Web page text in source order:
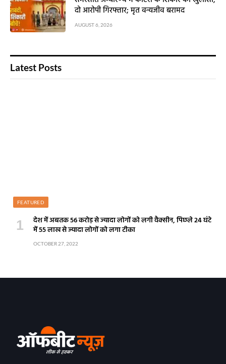
दो आरोपी गिरफ्तार; मृत वन्यजीव बरामद
AUGUST 6, 2026
Latest Posts
FEATURED
देश में अबतक 56 करोड़ से ज्यादा लोगों को लगी वैक्सीन, पिछले 24 घंटे
में 55 लाख से ज्यादा लोगों को लगा टीका
OCTOBER 27, 2022